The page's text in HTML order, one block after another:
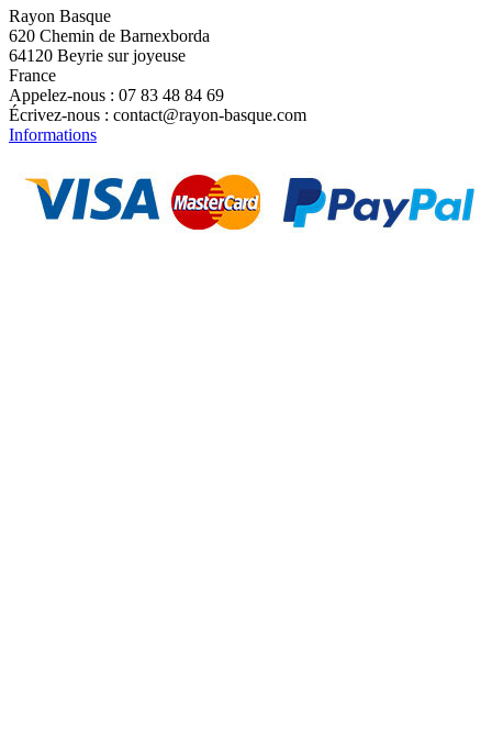
Rayon Basque
620 Chemin de Barnexborda
64120 Beyrie sur joyeuse
France
Appelez-nous : 07 83 48 84 69
Écrivez-nous : contact@rayon-basque.com
Informations